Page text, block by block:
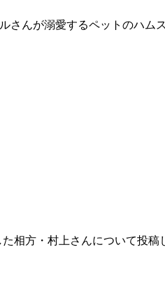
さんが溺愛するペットのハム
相方・村上さんについて投